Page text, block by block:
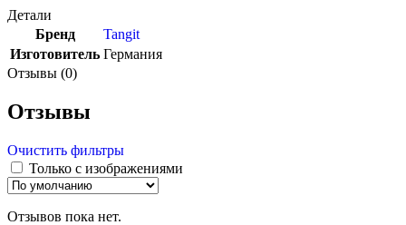
Детали
Бренд
Tangit
Изготовитель Германия
Отзывы (0)
Отзывы
Очистить фильтры
Только с изображениями
Отзывов пока нет.